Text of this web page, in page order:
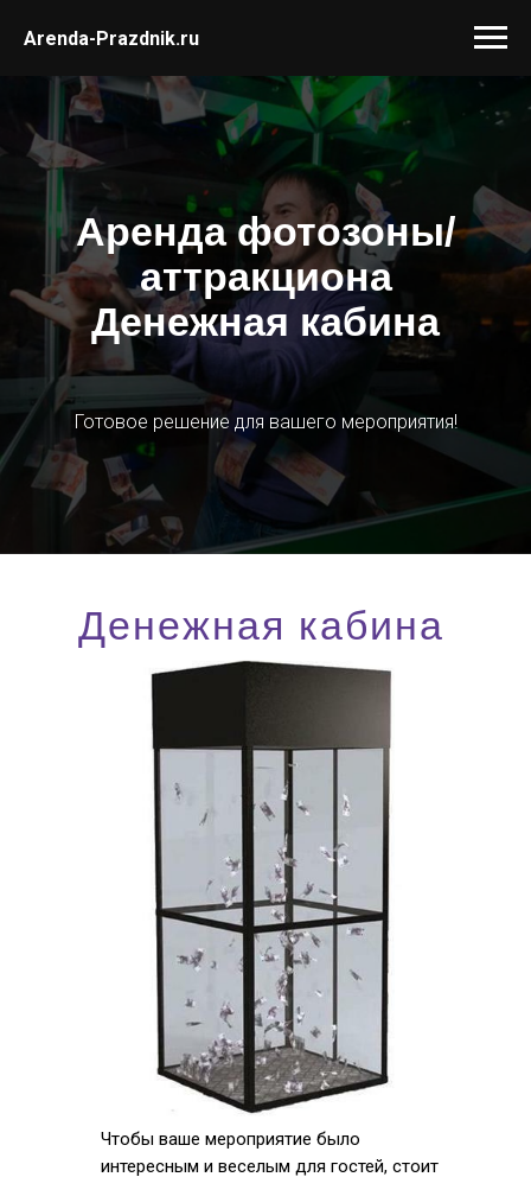
Arenda-Prazdnik.ru
Аренда фотозоны/
аттракциона
Денежная кабина
Готовое решение для вашего мероприятия!
Денежная кабина
Чтобы ваше мероприятие было
интересным и веселым для гостей, стоит